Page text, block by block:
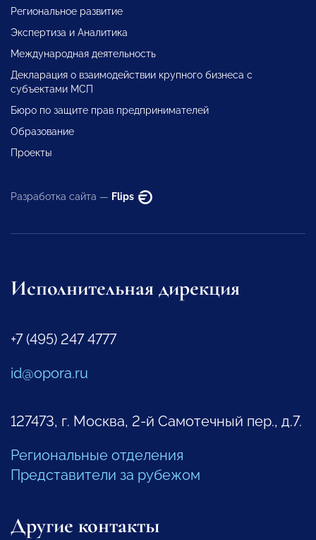
Региональное развитие
Экспертиза и Аналитика
Международная деятельность
Декларация о взаимодействии крупного бизнеса с
субъектами МСП
Бюро по защите прав предпринимателей
Образование
Проекты
Разработка сайта — Flips
Исполнительная дирекция
+7 (495) 247 4777
id@opora.ru
127473, г. Москва, 2-й Самотечный пер., д.7.
Региональные отделения
Представители за рубежом
Другие контакты